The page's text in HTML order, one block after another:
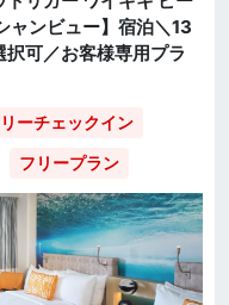
ャンビュー】宿泊＼13
可／お客様専用プラ
ーチェックイン
フリープラン